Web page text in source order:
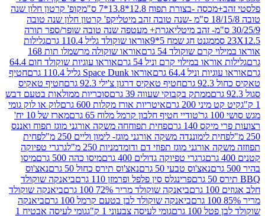
-בצורת תפוח 12.8*13.8*7 ס"מ
קופ' קרטון חלון שנה
קפ' קרטון חלון שנה טובה
אגרת+ מעטפה שנה טובה שופר/ספר תורה
מגנט חג שמח 5*9
אוראו שוקולד גליל 110.4 גרם
גלילות
קרם שוקולד 54 גרם
אוראו שוקולה מרשמלו תות 168
במילוי קרם וניל 54 גרם
אוראו עוגיות שוקולד חום 64.4
וניל 64.4 גרם
אוראו Space Dunk גליל 110.4 גרם
חטיף
חטיף טאקיס דרגון צ'ילי 92.3 גרם
חטיף טאקיס
ממתק בקבוקי שעווה 39 גרם
סוכריות ממולאות בטעם דבש
200 גרם
איטריות אורז מקלות 600 גרם
לוק או לוק גומי
טודיי חטיף חלבון קרמל מלוח 65 גרם
מארז של 10 יח'
140 גרם
פחית תפוחחה משקה אורגני מוגז תפוח ואננס
לימוננדה משקה אורגני מוגז- לימון וליים 250 מ"ל
פחית
מוגז תפוזי דם ודומדמניות 250 מ"ל
גרגרי טפיוקה
גרגרי טפיוקה גדולים 400 גרם
מיסו כהה 500 גרם
מיסו
נאצ'וס טבעי 50 גרם
נאצ'וס תירס כחול 50 גרם
נאצ'וס
פרינגלס סין פלפל ופרמזן 110 גרם
ביאנקה שוקולד
ביאנקה שוקולד מריר 72% 100 גרם
ביאנקה שוקולד
ביאנקה שוקולד לבן בטעם קרמל 100 גרם
ביאנקה
גרם
גומי לעיסה צבעוני 1 ק"ג גומי לעיסה אבטיח 1